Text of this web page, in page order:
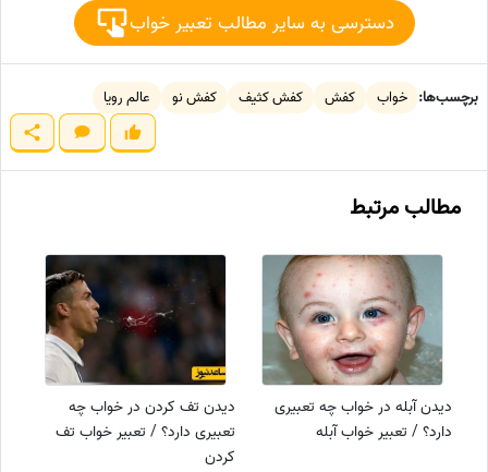
دسترسی به سایر مطالب تعبیر خواب
برچسب‌ها: خواب کفش کفش کثیف کفش نو عالم رویا
مطالب مرتبط
دیدن آبله در خواب چه تعبیری
دارد؟ / تعبیر خواب آبله
دیدن تف کردن در خواب چه
تعبیری دارد؟ / تعبیر خواب تف
کردن